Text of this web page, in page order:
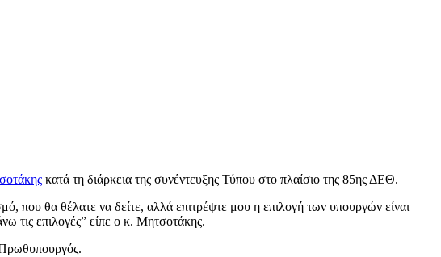
κατά τη διάρκεια της συνέντευξης Τύπου στο πλαίσιο της 85ης ΔΕΘ.
που θα θέλατε να δείτε, αλλά επιτρέψτε μου η επιλογή των υπουργών είναι
τις επιλογές” είπε ο κ. Μητσοτάκης.
Πρωθυπουργός.